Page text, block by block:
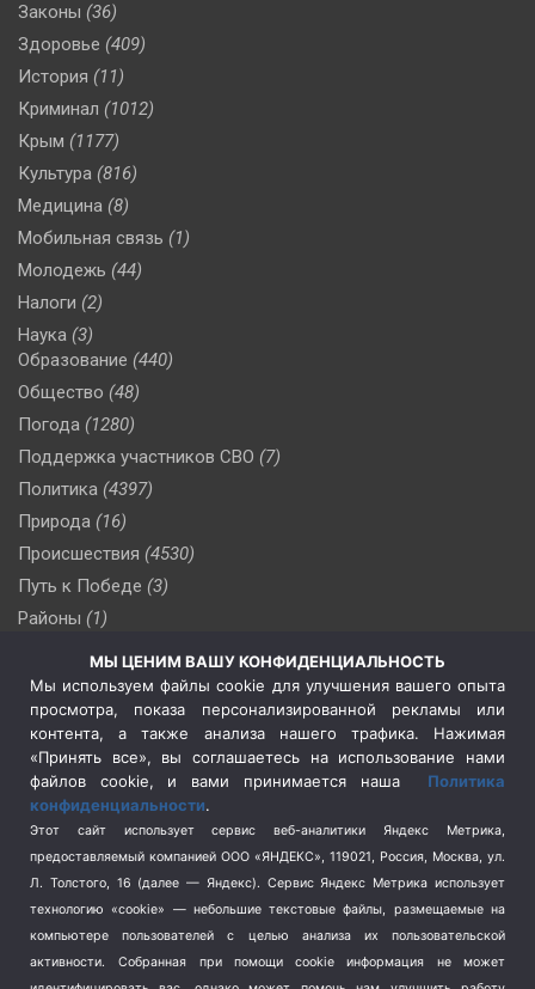
Законы (36)
Здоровье (409)
История (11)
Криминал (1012)
Крым (1177)
Культура (816)
Медицина (8)
Мобильная связь (1)
Молодежь (44)
Налоги (2)
Наука (3)
Образование (440)
Общество (48)
Погода (1280)
Поддержка участников СВО (7)
Политика (4397)
Природа (16)
Происшествия (4530)
Путь к Победе (3)
Районы (1)
(510)
Сельское хозяйство (3)
Социальная политика
(3)
Спецоперация в Украине
Спецоперация на Украине
(404)
Спорт (740)
Терроризм (1)
Транспорт (262)
Туризм (178)
Флот (76)
МЫ ЦЕНИМ ВАШУ КОНФИДЕНЦИАЛЬНОСТЬ
Мы используем файлы cookie для улучшения вашего опыта
просмотра, показа персонализированной рекламы или
контента, а также анализа нашего трафика. Нажимая
«Принять все», вы соглашаетесь на использование нами
файлов cookie, и вами принимается наша Политика
конфиденциальности.
Этот сайт использует сервис веб-аналитики Яндекс Метрика,
предоставляемый компанией ООО «ЯНДЕКС», 119021, Россия, Москва, ул.
Л. Толстого, 16 (далее — Яндекс). Сервис Яндекс Метрика использует
технологию «cookie» — небольшие текстовые файлы, размещаемые на
компьютере пользователей с целью анализа их пользовательской
активности.
Собранная при помощи cookie информация не может